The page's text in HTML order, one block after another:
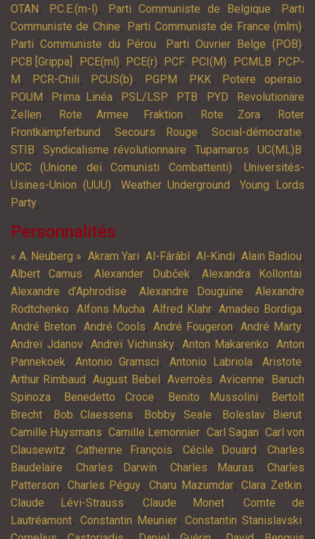
OTAN , P.C.E.(m-l), Parti Communiste de Belgique,
Parti
Communiste de Chine, Parti Communiste de France (mlm),
Parti Communiste du Pérou, Parti Ouvrier Belge (POB),
PCB [Grippa] , PCE(ml), PCE(r), PCF, PCI(M), PCMLB, PCP-
M , PCR-Chili, PCUS(b), PGPM , PKK, Potere operaio,
POUM , Prima Linéa, PSL/LSP, PTB, PYD,
Revolutionäre
Zellen, Rote Armee Fraktion, Rote Zora,
Roter
Frontkämpferbund , Secours Rouge, Social-démocratie,
STIB, Syndicalisme révolutionnaire, Tupamaros, UC(ML)B,
UCC (Unione dei Comunisti Combattenti),Universités-
Usines-Union (UUU), Weather Underground ,Young Lords
Party,
Personnalités
« A. Neuberg », Akram Yari, Al-Fârâbî, Al-Kindi, Alain Badiou,
Albert Camus,Alexander Dubček, Alexandra Kollontai,
Alexandre d’Aphrodise, Alexandre Douguine, Alexandre
Rodtchenko, Alfons Mucha,Alfred Klahr,Amadeo Bordiga,
André Breton, André Cools, André Fougeron, André Marty,
Andreï Jdanov, Andreï Vichinsky, Anton Makarenko, Anton
Pannekoek,Antonio Gramsci, Antonio Labriola,Aristote,
Arthur Rimbaud ,August Bebel , Averroès, Avicenne, Baruch
Spinoza, Benedetto Croce, Benito Mussolini,
Bertolt
Brecht, Bob Claessens, Bobby Seale, Boleslav Bierut,
Camille Huysmans,Camille Lemonnier, Carl Sagan, Carl von
Clausewitz,Catherine François,Cécile Douard ,Charles
Baudelaire, Charles Darwin, Charles Mauras, Charles
Patterson, Charles Péguy,Charu Mazumdar,Clara Zetkin,
Claude Lévi-Strauss,Claude Monet,Comte de
Lautréamont, Constantin Meunier,Constantin Stanislavski,